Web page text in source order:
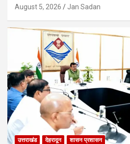
August 5, 2026 Jan Sadan
उत्तराखंड देहरादून शासन प्रशासन